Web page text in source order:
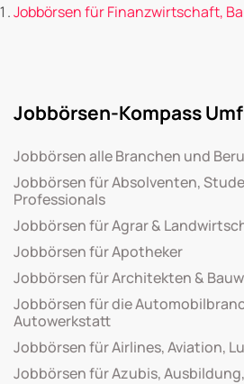
Jobbörsen für Finanzwirtschaft,
Jobbörsen-Kompass
Jobbörsen alle Branchen und
Jobbörsen für Absolventen,
Professionals
Jobbörsen für Agrar &
Jobbörsen für Apotheker
Jobbörsen für Architekten &
Jobbörsen für die
Autowerkstatt
Jobbörsen für Airlines, Aviation,
Jobbörsen für Azubis,